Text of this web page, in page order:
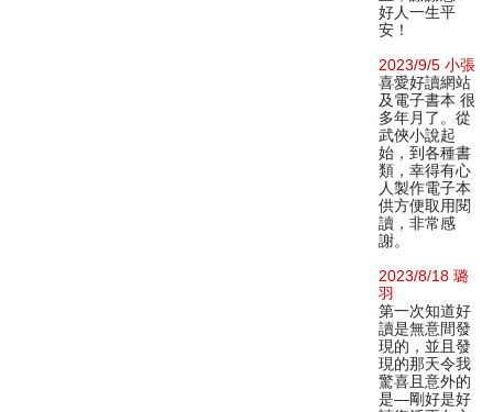
好人一生平
安！
2023/9/5 小張
喜愛好讀網站
及電子書本 很
多年月了。從
武俠小說起
始，到各種書
類，幸得有心
人製作電子本
供方便取用閱
讀，非常感
謝。
2023/8/18 璐
羽
第一次知道好
讀是無意間發
現的，並且發
現的那天令我
驚喜且意外的
是—剛好是好